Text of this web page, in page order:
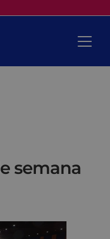
semana